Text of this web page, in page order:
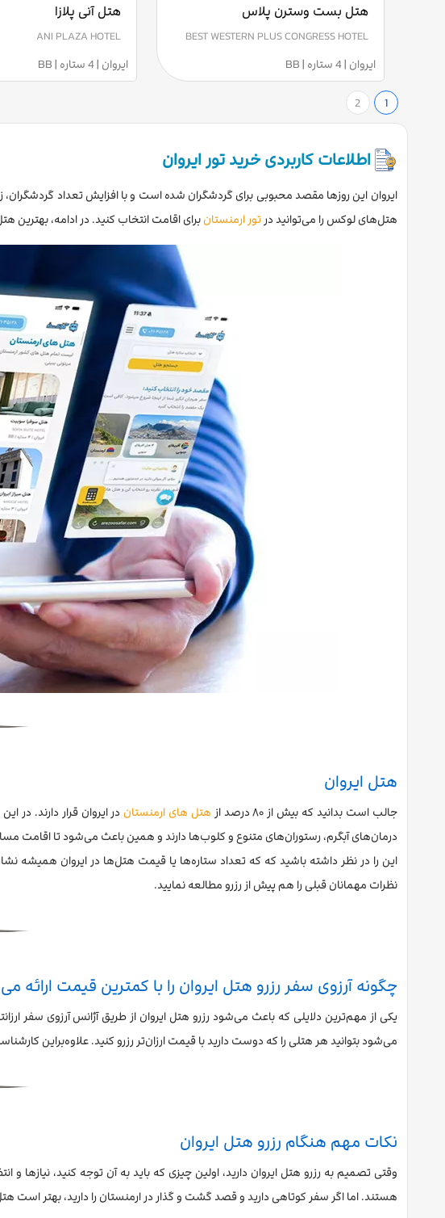
هتل بست وسترن پلاس
BEST WESTERN PLUS CONGRESS HOTEL
ایروان | 4 ستاره | BB
هتل آنی پلازا
ANI PLAZA HOTEL
ایروان | 4 ستاره | BB
1
2
اطلاعات کاربردی خرید تور ایروان
هتل‌های لوکس را می‌توانید در تور ارمنستانبرای اقامت انتخاب کنید. در ادامه،
هتل ایروان
جالب است بدانید که بیش از ۸۰ درصد از هتل های ارمنستان در ایروان قرار دارند. در
درمان‌های آبگرم، رستوران‌های متنوع و کلوب‌ها دارند و همین باعث می‌شود تا اقامت
این را در نظر داشته باشید که که تعداد ستاره‌ها یا قیمت هتل‌ها در ایروان همیشه
نظرات مهمانان قبلی را هم پیش از رزرو مطالعه نمایید.
چگونه آرزوی سفر رزرو هتل ایروان را با کمترین قیمت ارائه
یکی از مهم‌ترین دلایلی که باعث می‌شود رزرو هتل ایروان از طریق آژانس آرزوی سفر
می‌شود بتوانید هر هتلی را که دوست دارید با قیمت ارزان‌تر رزرو کنید. علاوه‌براین
نکات مهم هنگام رزرو هتل ایروان
وقتی تصمیم به رزرو هتل ایروان دارید، اولین چیزی که باید به آن توجه کنید،
هستند. اما اگر سفر کوتاهی دارید و قصد گشت و گذار در ارمنستان را دارید، بهتر است